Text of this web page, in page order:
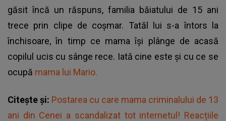
găsit încă un răspuns, familia băiatului de 15 ani
trece prin clipe de coșmar. Tatăl lui s-a întors la
închisoare, în timp ce mama își plânge de acasă
copilul ucis cu sânge rece. Iată cine este și cu ce se
ocupă mama lui Mario.
Citește și: Postarea cu care mama criminalului de 13
ani din Cenei a scandalizat tot internetul! Reacțiile